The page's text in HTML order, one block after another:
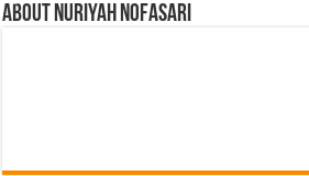
About Nuriyah Nofasari